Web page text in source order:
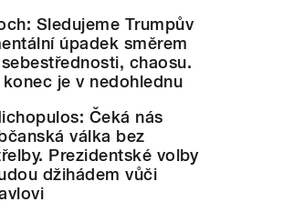
Sledujeme Trumpův
úpadek směrem
chaosu.
konec je v nedohlednu
Čeká nás
válka bez
Prezidentské volby
džihádem vůči